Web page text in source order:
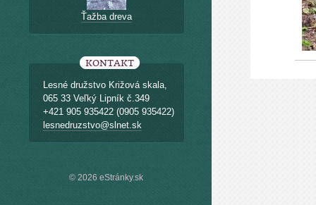
Ťažba dreva
KONTAKT
Lesné družstvo Križová skala,
065 33 Veľký Lipník č.349
+421 905 935422 (0905 935422)
lesnedruzstvo@slnet.sk
© 2026 eStránky.sk